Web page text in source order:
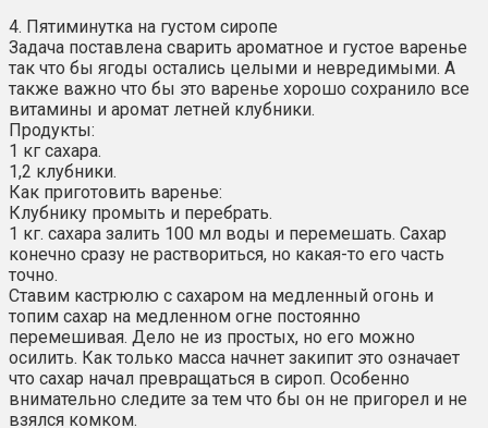
4. Пятиминутка на густом сиропе
Задача поставлена сварить ароматное и густое варенье
так что бы ягоды остались целыми и невредимыми. А
также важно что бы это варенье хорошо сохранило все
витамины и аромат летней клубники.
Продукты:
1 кг сахара.
1,2 клубники.
Как приготовить варенье:
Клубнику промыть и перебрать.
1 кг. сахара залить 100 мл воды и перемешать. Сахар
конечно сразу не раствориться, но какая-то его часть
точно.
Ставим кастрюлю с сахаром на медленный огонь и
топим сахар на медленном огне постоянно
перемешивая. Дело не из простых, но его можно
осилить. Как только масса начнет закипит это означает
что сахар начал превращаться в сироп. Особенно
внимательно следите за тем что бы он не пригорел и не
взялся комком.